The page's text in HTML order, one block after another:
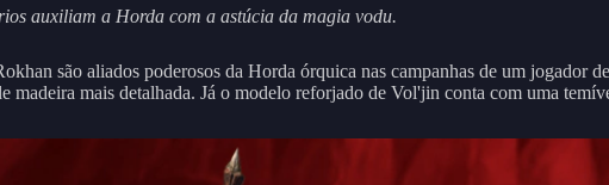
auxiliam a Horda com a astúcia da magia vodu.
são aliados poderosos da Horda órquica nas campanhas de um jogador de
madeira mais detalhada. Já o modelo reforjado de Vol'jin conta com uma